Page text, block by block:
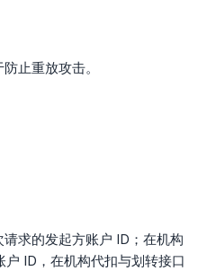
止重放攻击。
求的发起方账户 ID；在机构
ID，在机构代扣与划转接口